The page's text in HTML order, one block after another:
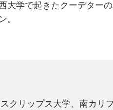
学で起きたクーデターの
。
クリップス大学、南カリ